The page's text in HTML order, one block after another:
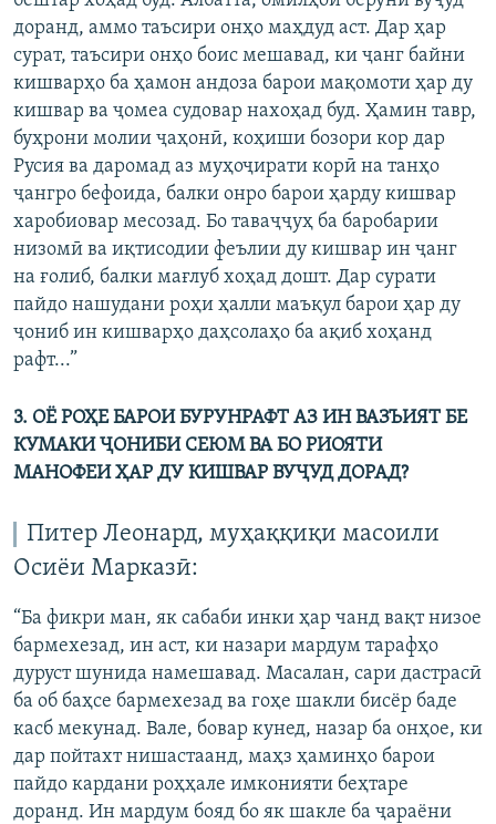
доранд, аммо таъсири онҳо маҳдуд аст. Дар ҳар
сурат, таъсири онҳо боис мешавад, ки ҷанг байни
кишварҳо ба ҳамон андоза барои мақомоти ҳар ду
кишвар ва ҷомеа судовар нахоҳад буд. Ҳамин тавр,
буҳрони молии ҷаҳонӣ, коҳиши бозори кор дар
Русия ва даромад аз муҳоҷирати корӣ на танҳо
ҷангро бефоида, балки онро барои ҳарду кишвар
харобиовар месозад. Бо таваҷҷуҳ ба баробарии
низомӣ ва иқтисодии феълии ду кишвар ин ҷанг
на ғолиб, балки мағлуб хоҳад дошт. Дар сурати
пайдо нашудани роҳи ҳалли маъқул барои ҳар ду
ҷониб ин кишварҳо даҳсолаҳо ба ақиб хоҳанд
рафт...”
3. ОЁ РОҲЕ БАРОИ БУРУНРАФТ АЗ ИН ВАЗЪИЯТ БЕ
КУМАКИ ҶОНИБИ СЕЮМ ВА БО РИОЯТИ
МАНОФЕИ ҲАР ДУ КИШВАР ВУҶУД ДОРАД?
Питер Леонард, муҳаққиқи масоили
Осиёи Марказӣ:
“Ба фикри ман, як сабаби инки ҳар чанд вақт низое
бармехезад, ин аст, ки назари мардум тарафҳо
дуруст шунида намешавад. Масалан, сари дастрасӣ
ба об баҳсе бармехезад ва гоҳе шакли бисёр баде
касб мекунад. Вале, бовар кунед, назар ба онҳое, ки
дар пойтахт нишастаанд, маҳз ҳаминҳо барои
пайдо кардани роҳҳале имконияти беҳтаре
доранд. Ин мардум бояд бо як шакле ба ҷараёни